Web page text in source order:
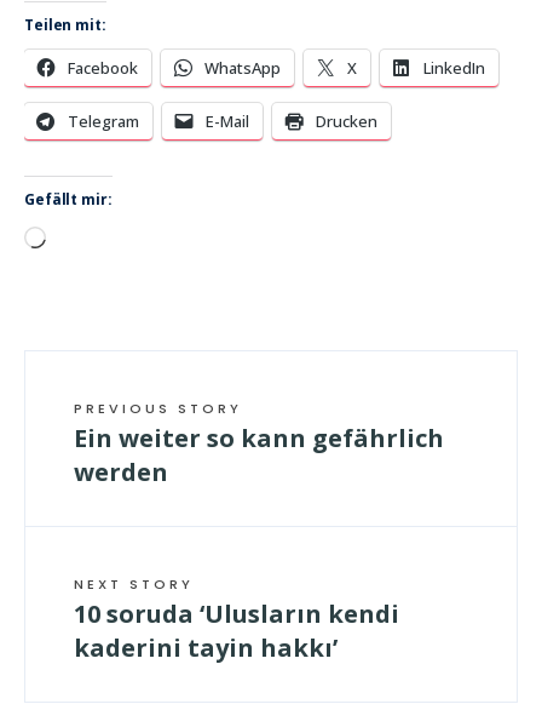
Teilen mit:
Facebook WhatsApp X LinkedIn
Telegram E-Mail Drucken
Gefällt mir:
Wird
PREVIOUS STORY
Ein weiter so kann gefährlich
werden
NEXT STORY
10 soruda ‘Ulusların kendi
kaderini tayin hakkı’